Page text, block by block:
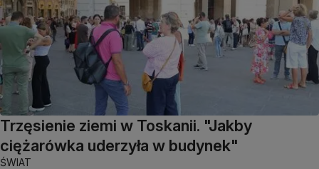
Trzęsienie ziemi w Toskanii. "Jakby
ciężarówka uderzyła w budynek"
ŚWIAT